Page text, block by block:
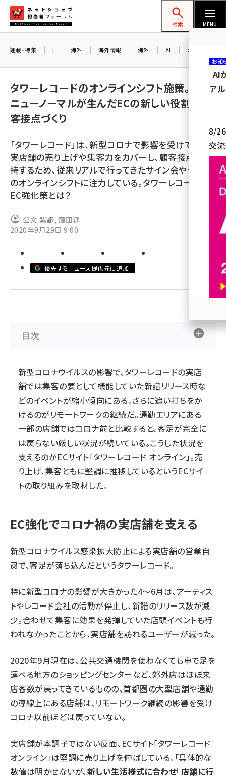
ン
ネットショップ担当者フォーラム
検索 MENU
amazon (2249)
楽天 (1871)
ecbeing (1207)
アスクル (1119)
ビィ・フォアード (773)
連載・特集 | 海外 海外情報 海外 AI メタバース
タワーレコードのオンラインシフト施策。
ニューノーマルが生んだECの新しい役割と顧
客接点づくり
「タワーレコード」は、新型コロナで影響を受けている
実店舗の売り上げや集客力をカバーし、顧客接点を維
持するため、従来リアルで行ってきたサイン会やライブ
のオンラインシフトに注力している。タワーレコードの
EC強化策とは？
公文 紫都 , 藤田遥
2020年9月29日 9:00
優先するニュース提供元に追加
目次
新型コロナウイルスの影響で、タワーレコードの実店
舗では集客の要として機能していた新譜リリース時な
どのイベントが縮小傾向にある。さらに追い打ちをか
けるのがリモートワークの継続だ。通勤エリアにある
一部の店舗ではコロナ前と比較すると、客足が完全に
は戻らない厳しい状況が続いている。こうした状況を
支えるのがECサイト「タワーレコード オンライン」。売
り上げ、集客ともに堅調に推移しているというECサイ
トの取り組みを取材した。
EC強化でコロナ禍の実店舗を支える
新型コロナウイルス感染拡大防止による実店舗の営業自
粛で、客足が落ち込んだというタワーレコード。
特に新型コロナの影響が大きかった4～6月は、アーティス
トやレコード会社の活動が停止し、新譜のリリース数が減
少。合わせて集客に効果を発揮していた店頭イベントも行
われなかったことから、実店舗を訪れるユーザーが減った。
2020年9月現在は、公共交通機関を使わなくても車で足を
運べる地方のショッピングセンターなど、郊外店はほぼ来
店客数が戻ってきているものの、首都圏の大型店舗や通勤
の導線上にある店舗は、リモートワーク継続の影響を受け
コロナ以前ほどは戻っていない。
実店舗が本調子ではない反面、ECサイト「タワーレコード
オンライン」は堅調に売り上げを伸ばしている。「具体的な
数値は明かせないが、新しい生活様式に合わせ『店舗に行
お知
AI
ア
8/26
交
参